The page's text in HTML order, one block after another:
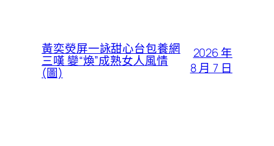
黃奕熒屏一詠甜心台包養網
三嘆 變“煥”成熟女人風情
(圖)
2026 年
8 月 7 日